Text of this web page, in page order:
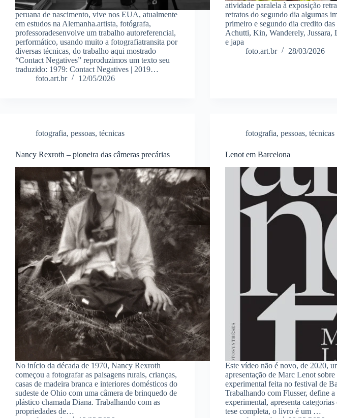
peruana de nascimento, vive nos EUA, atualmente
em estudos na Alemanha.artista, fotógrafa,
professoradesenvolve um trabalho autoreferencial,
performático, usando muito a fotografiatransita por
diversas técnicas, do trabalho aqui mostrado
“Contact Negatives” reproduzimos um texto seu
traduzido: 1979: Contact Negatives | 2019…
foto.art.br
12/05/2026
atividade paralela à exposição
retratos do segundo dia algumas
primeiro e segundo dia credito das
Achutti, Kin, Wanderely, Jussara,
e japa
foto.art.br
28/03/2026
fotografia, pessoas, técnicas
Nancy Rexroth – pioneira das câmeras precárias
No início da década de 1970, Nancy Rexroth
começou a fotografar as paisagens rurais, crianças,
casas de madeira branca e interiores domésticos do
sudeste de Ohio com uma câmera de brinquedo de
plástico chamada Diana. Trabalhando com as
propriedades de…
fotografia,pessoas,técnicas
Lenot em Barcelona
Este vídeo não é novo, de 2020,
apresentação de Marc Lenot
experimental feita no festival de
Trabalhando com Flusser, define
experimental, apresenta categorias
tese completa, o livro é um …